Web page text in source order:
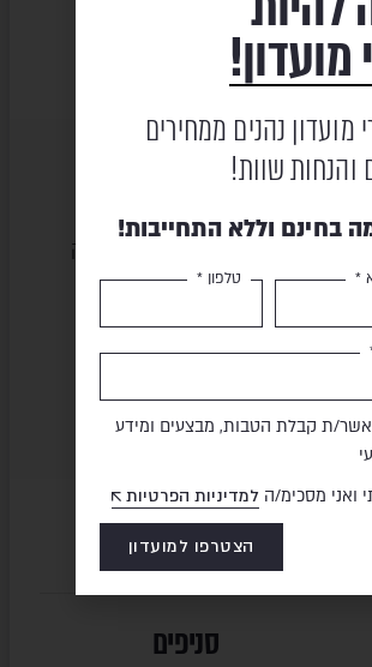
מוצרים באיכות גבוהה
משלוח מהיר
סניפים
מועדון!
מועדון נהנים ממחירים
והנחות שוות!
בחינם וללא התחייבות!
* טלפון *
ת קבלת הטבות, מבצעים ומידע
ואני מסכימ/הלמדיניות הפרטיות
הצטרפו למועדון